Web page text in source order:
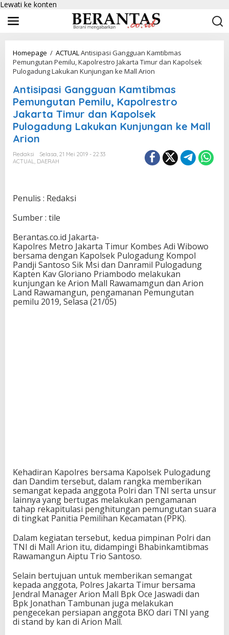
Lewati ke konten
Homepage / ACTUALAntisipasi Gangguan Kamtibmas
Pemungutan Pemilu, Kapolrestro Jakarta Timur dan Kapolsek
Pulogadung Lakukan Kunjungan ke Mall Arion
Antisipasi Gangguan Kamtibmas
Pemungutan Pemilu, Kapolrestro
Jakarta Timur dan Kapolsek
Pulogadung Lakukan Kunjungan ke Mall
Arion
Redaksi
Selasa, 21 Mei 2019 - 22:33
ACTUAL, DAERAH
Penulis : Redaksi
Sumber : tile
Berantas.co.id Jakarta-
Kapolres Metro Jakarta Timur Kombes Adi Wibowo
bersama dengan Kapolsek Pulogadung Kompol
Pandji Santoso Sik Msi dan Danramil Pulogadung
Kapten Kav Gloriano Priambodo melakukan
kunjungan ke Arion Mall Rawamamgun dan Arion
Land Rawamangun, pengamanan Pemungutan
pemilu 2019, Selasa (21/05)
Kehadiran Kapolres bersama Kapolsek Pulogadung
dan Dandim tersebut, dalam rangka memberikan
semangat kepada anggota Polri dan TNI serta unsur
lainnya yang bertugas melakukan pengamanan
tahap rekapitulasi penghitungan pemungutan suara
di tingkat Panitia Pemilihan Kecamatan (PPK).
Dalam kegiatan tersebut, kedua pimpinan Polri dan
TNI di Mall Arion itu, didampingi Bhabinkamtibmas
Rawamangun Aiptu Trio Santoso.
Selain bertujuan untuk memberikan semangat
kepada anggota, Polres Jakarta Timur bersama
Jendral Manager Arion Mall Bpk Oce Jaswadi dan
Bpk Jonathan Tambunan juga melakukan
pengecekan persiapan anggota BKO dari TNI yang
di stand by kan di Arion Mall.